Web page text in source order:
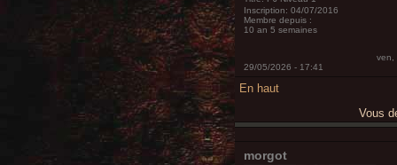
Inscription: 04/07/2016
Membre depuis :
10 an 5 semaines
ven,
29/05/2026 - 17:41
En haut
Vous
morgot